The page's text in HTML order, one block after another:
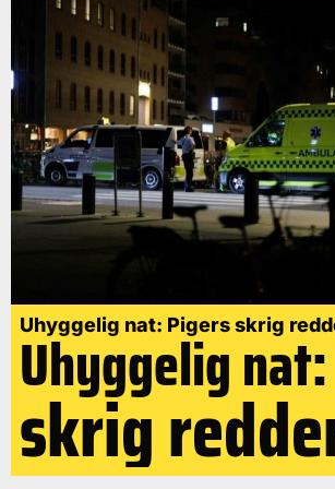
Uhyggelig nat: Pigers skrig
Uhyggelig
skrig